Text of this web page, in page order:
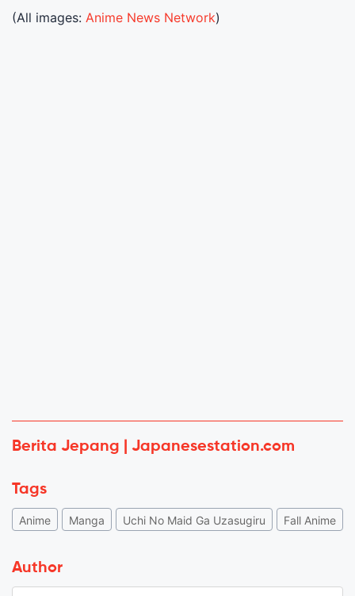
(All images: Anime News Network)
Berita Jepang | Japanesestation.com
Tags
Anime Manga Uchi No Maid Ga Uzasugiru Fall Anime
Author